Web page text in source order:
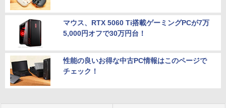
マウス、RTX 5060 Ti搭載ゲーミングPCが7万
5,000円オフで30万円台！
性能の良いお得な中古PC情報はこのページで
チェック！